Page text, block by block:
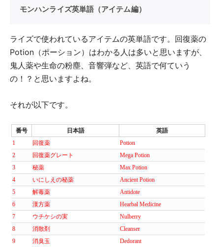
モンハンライズ英単語（アイテム編）
ライズで使われているアイテムの英単語です。回復薬の
Potion（ポーション）はわかる人は多いと思いますが、
鬼人薬や生命の粉塵、音響弾など、英語で何ていう
の！？と思いますよね。
それが以下です。
番号 日本語
英語
1
回復薬
Potion
2
回復薬グレート
Mega Potion
3
秘薬
Max Potion
4
いにしえの秘薬
Ancient Potion
5
解毒薬
Antidote
6
漢方薬
Hearbal Medicine
7
ウチケシの実
Nulberry
8
消散剤
Cleanser
9
消臭玉 Dedorant